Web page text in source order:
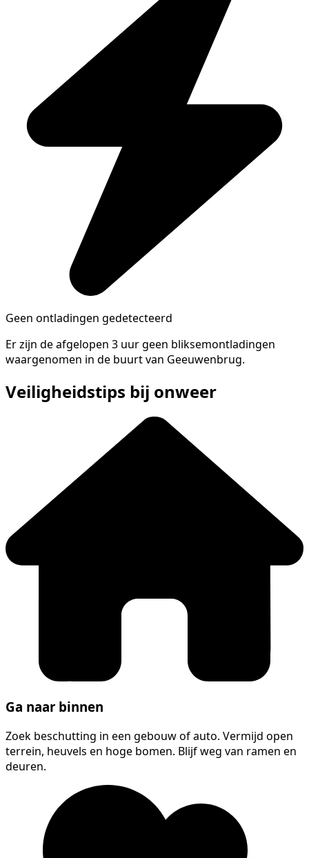
Geen ontladingen gedetecteerd
Er zijn de afgelopen 3 uur geen bliksemontladingen
waargenomen in de buurt van Geeuwenbrug.
Veiligheidstips bij onweer
Ga naar binnen
Zoek beschutting in een gebouw of auto. Vermijd open
terrein, heuvels en hoge bomen. Blijf weg van ramen en
deuren.